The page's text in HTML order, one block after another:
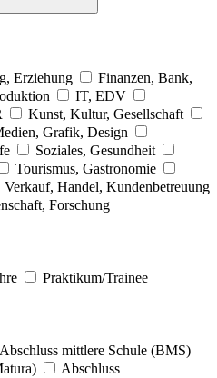
Erziehung
Finanzen, Bank,
IT, EDV
Kunst, Kultur, Gesellschaft
Grafik, Design
Soziales, Gesundheit
Tourismus, Gastronomie
Verkauf, Handel, Kundenbetreuung
Forschung
Praktikum/Trainee
Abschluss mittlere Schule (BMS)
Abschluss